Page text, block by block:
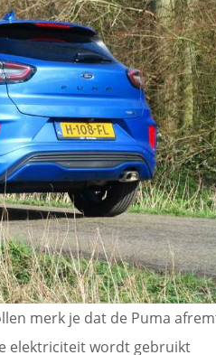
merk je dat de Puma
elektriciteit wordt gebruikt